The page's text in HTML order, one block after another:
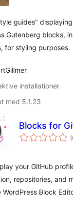
guides"
Gutenberg blocks,
for styling purposes.
installationer
med 5.1.23
Blocks for
your GitHub
repositories, and
WordPress Block